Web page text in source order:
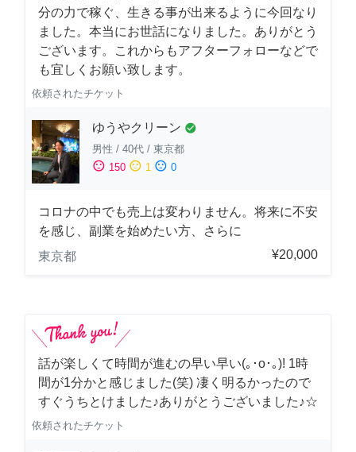
分の力で稼ぐ、生きる事が出来るように今回なり
ました。本当にお世話になりました。ありがとう
ございます。これからもアフターフォローなどで
も宜しくお願い致します。
依頼されたチケット
ゆうやクリーン check_circle
男性 / 40代 / 東京都
sentiment_satisfied 150 sentiment_neutral 1 sentiment_dissatisfied 0
コロナの中でも売上は変わりません。将来に不安
を感じ、副業を始めたい方、さらに
東京都
¥20,000
話が楽しくて時間が進むの早い早い(｡･о･｡)! 1時
間が1分かと感じました(笑) 凄く明るかったので
すぐうちとけました♪ありがとうございました♪☆
依頼されたチケット